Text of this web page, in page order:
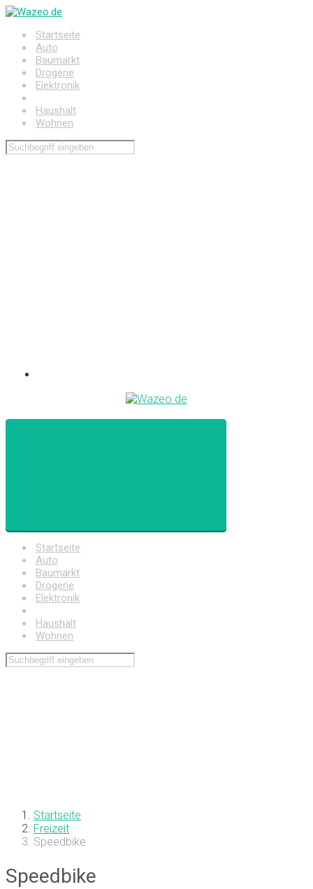
Zum
springenStartseite
Auto
Baumarkt
Drogerie
Elektronik
Haushalt
Wohnen
Startseite
Auto
Baumarkt
Drogerie
Elektronik
Haushalt
Wohnen
Startseite
Freizeit
Speedbike
Speedbike